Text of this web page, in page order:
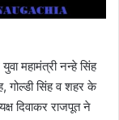
महामंत्री नन्हे सिंह
गोल्डी सिंह व शहर के
दिवाकर राजपूत ने